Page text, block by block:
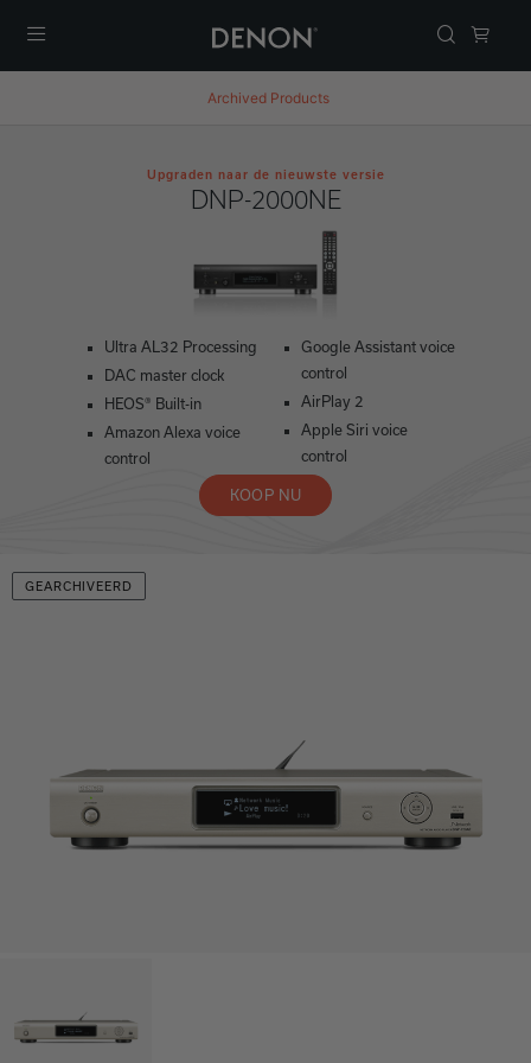
Archived Products
Upgraden naar de nieuwste versie
DNP-2000NE
Ultra AL32 Processing
DAC master clock
HEOS® Built-in
Amazon Alexa voice
control
Google Assistant voice
control
AirPlay 2
Apple Siri voice
control
KOOP NU
GEARCHIVEERD